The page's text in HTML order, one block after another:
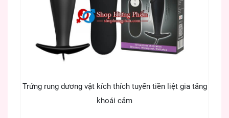
Trứng rung dương vật kích thích tuyến tiền liệt gia tăng
khoái cảm